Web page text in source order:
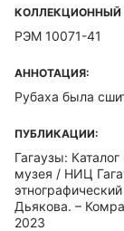
КОЛЛЕКЦИОННЫЙ
РЭМ 10071-41
АННОТАЦИЯ:
Рубаха была
ПУБЛИКАЦИИ:
Гагаузы:
музея / НИЦ
Дьякова. –
2023